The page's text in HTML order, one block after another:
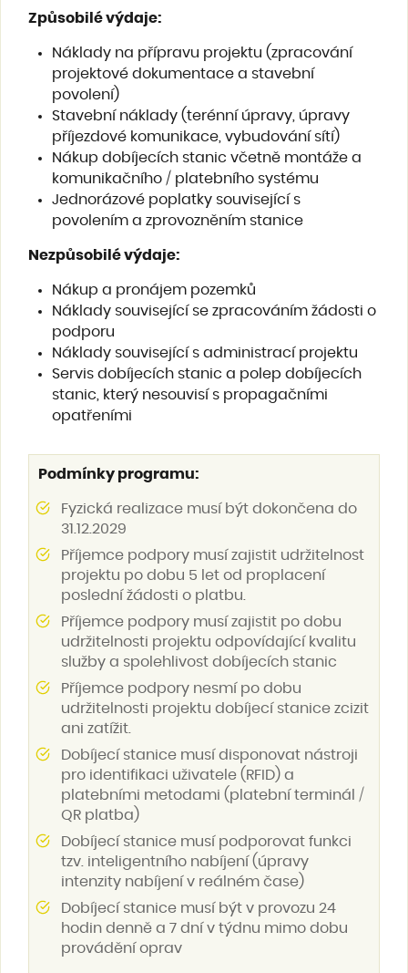
Způsobilé výdaje:
Náklady na přípravu projektu (zpracování
projektové dokumentace a stavební
povolení)
Stavební náklady (terénní úpravy, úpravy
příjezdové komunikace, vybudování sítí)
Nákup dobíjecích stanic včetně montáže a
komunikačního / platebního systému
Jednorázové poplatky související s
povolením a zprovozněním stanice
Nezpůsobilé výdaje:
Nákup a pronájem pozemků
Náklady související se zpracováním žádosti o
podporu
Náklady související s administrací projektu
Servis dobíjecích stanic a polep dobíjecích
stanic, který nesouvisí s propagačními
opatřeními
Podmínky programu:
Fyzická realizace musí být dokončena do
31.12.2029
Příjemce podpory musí zajistit udržitelnost
projektu po dobu 5 let od proplacení
poslední žádosti o platbu.
Příjemce podpory musí zajistit po dobu
udržitelnosti projektu odpovídající kvalitu
služby a spolehlivost dobíjecích stanic
Příjemce podpory nesmí po dobu
udržitelnosti projektu dobíjecí stanice zcizit
ani zatížit.
Dobíjecí stanice musí disponovat nástroji
pro identifikaci uživatele (RFID) a
platebními metodami (platební terminál /
QR platba)
Dobíjecí stanice musí podporovat funkci
tzv. inteligentního nabíjení (úpravy
intenzity nabíjení v reálném čase)
Dobíjecí stanice musí být v provozu 24
hodin denně a 7 dní v týdnu mimo dobu
provádění oprav